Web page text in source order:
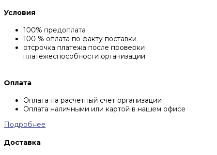
Условия
100% предоплата
100 % оплата по факту поставки
отсрочка платежа после проверки
платежеспособности организации
Оплата
Оплата на расчетный счет организации
Оплата наличными или картой в нашем офисе
Подробнее
Доставка